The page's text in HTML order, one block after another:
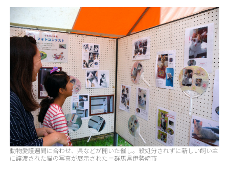
動物愛護週間に合わせ、県などが開いた催し。殺処分されずに新しい飼い主
に譲渡された猫の写真が展示された＝群馬県伊勢崎市